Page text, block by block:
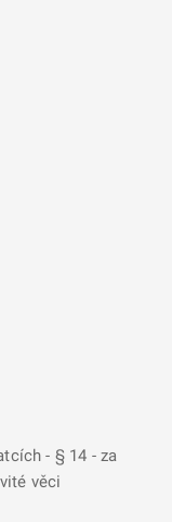
- § 14 - za
věci